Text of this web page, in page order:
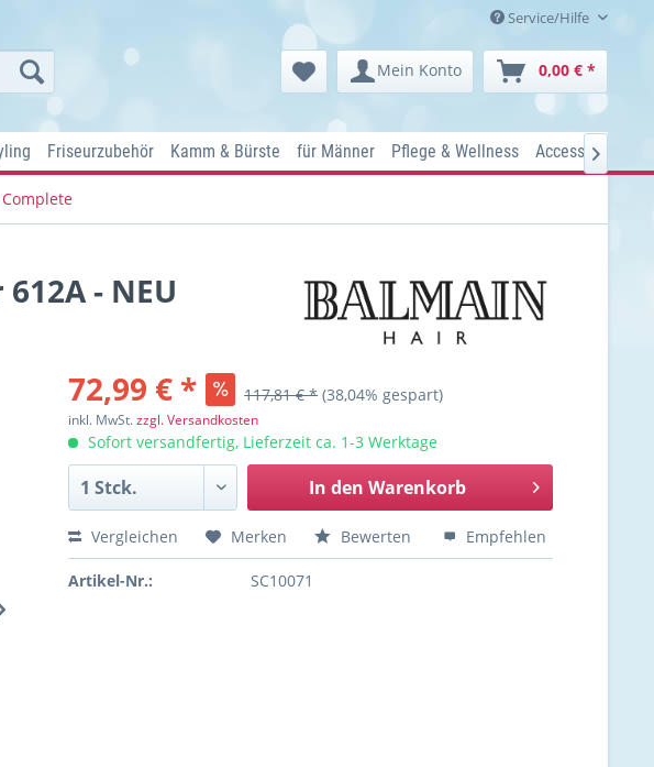
Service/Hilfe
Mein Konto 0,00 € *
Friseurzubehör Kamm & Bürste für Männer Pflege & Wellness Accessoires

- NEU
72,99 € * 117,81 € * (38,04% gespart)
inkl. MwSt.zzgl. Versandkosten
Sofort versandfertig, Lieferzeit ca. 1-3 Werktage
In den Warenkorb
Vergleichen Merken Bewerten Empfehlen
Artikel-Nr.: SC10071